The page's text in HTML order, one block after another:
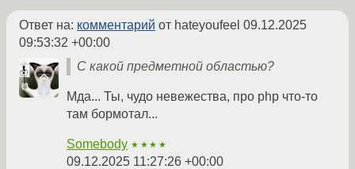
Ответ на: комментарий от hateyoufeel 09.12.2025
09:53:32 +00:00
С какой предметной областью?
Мда... Ты, чудо невежества, про php что-то
там бормотал...
Somebody ★★★★
09.12.2025 11:27:26 +00:00